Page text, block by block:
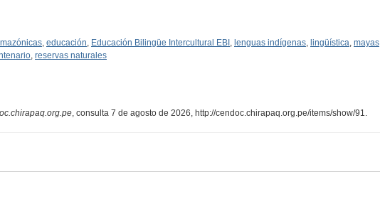
educación Educación Bilingüe Intercultural EBI lenguas indígenas lingüística mayas
reservas naturales
, consulta 7 de agosto de 2026, http://cendoc.chirapaq.org.pe/items/show/91